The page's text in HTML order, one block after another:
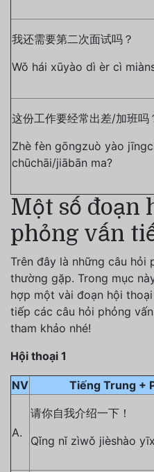
我还需要第二次面试吗？
Wǒ hái xūyào dì èr cì
这份工作要经常出差/加班吗
Zhè fèn gōngzuò yào
chūchāi/jiābān ma?
Một số đoạn
phỏng vấn
Trên đây là những câu hỏi
thường gặp. Trong mục
hợp một vài đoạn hội
tiếp các câu hỏi phỏng
tham khảo nhé!
Hội thoại 1
NV Tiếng Trung +
A.
请你自我介绍一下！
Qǐng nǐ zìwǒ jièshào